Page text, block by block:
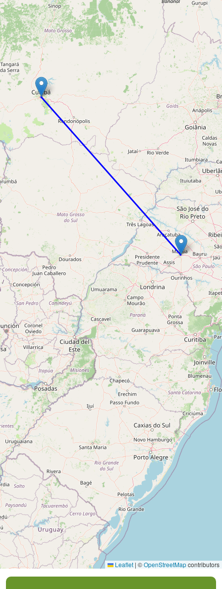
Leaflet | ©OpenStreetMapcontributors